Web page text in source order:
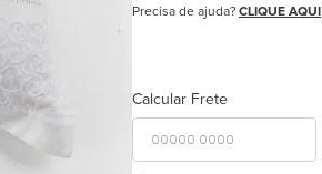
Precisa de ajuda? CLIQUE AQUI
Calcular Frete